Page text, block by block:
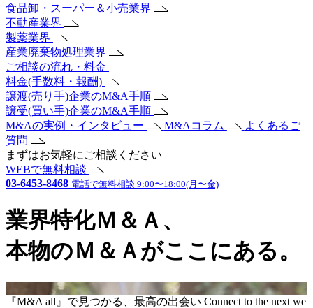
食品卸・スーパー＆小売業界
不動産業界
製薬業界
産業廃棄物処理業界
ご相談の流れ・料金
料金(手数料・報酬)
譲渡(売り手)企業のM&A手順
譲受(買い手)企業のM&A手順
M&Aの実例・インタビュー
M&Aコラム
よくあるご
質問
まずはお気軽にご相談ください
WEBで無料相談
03-6453-8468 電話で無料相談 9:00〜18:00(月〜金)
業界特化Ｍ＆Ａ、
本物のＭ＆Ａがここにある。
『M&A all』で見つかる、最高の出会い Connect to the next we